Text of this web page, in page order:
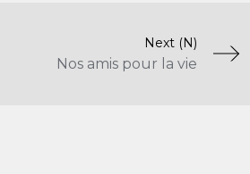
Next (N)
Nos amis pour la vie